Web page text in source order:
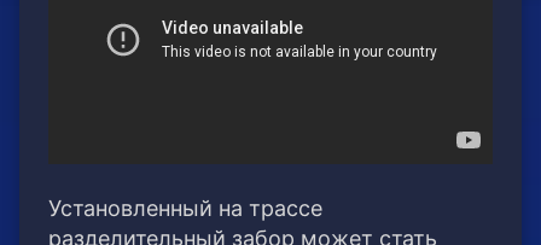
Установленный на трассе
разделительный забор может стать